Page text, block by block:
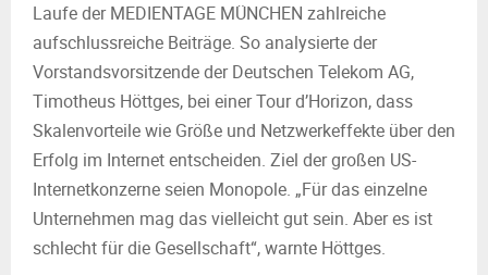
Laufe der MEDIENTAGE MÜNCHEN zahlreiche
aufschlussreiche Beiträge. So analysierte der
Vorstandsvorsitzende der Deutschen Telekom AG,
Timotheus Höttges, bei einer Tour d’Horizon, dass
Skalenvorteile wie Größe und Netzwerkeffekte über den
Erfolg im Internet entscheiden. Ziel der großen US-
Internetkonzerne seien Monopole. „Für das einzelne
Unternehmen mag das vielleicht gut sein. Aber es ist
schlecht für die Gesellschaft“, warnte Höttges.